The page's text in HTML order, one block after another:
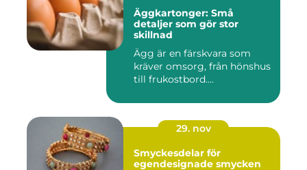
Äggkartonger: Små
detaljer som gör stor
skillnad
Ägg är en färskvara som
kräver omsorg, från hönshus
till frukostbord....
29. nov
Smyckesdelar för
egendesignade smycken